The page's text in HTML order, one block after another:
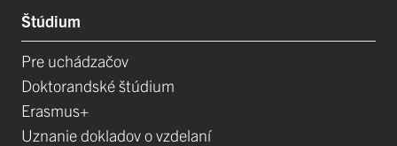
Štúdium
Pre uchádzačov
Doktorandské štúdium
Erasmus+
Uznanie dokladov o vzdelaní